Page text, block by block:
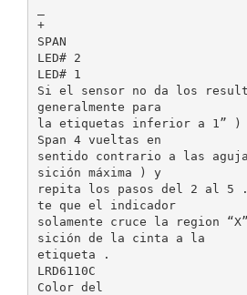
+
SPAN
LED# 2
LED# 1
Si el sensor no da los
generalmente para
la etiquetas inferior a 1” )
Span 4 vueltas en
sentido contrario a las
sición máxima ) y
repita los pasos del 2 al 5 .
te que el indicador
solamente cruce la region
sición de la cinta a la
etiqueta .
LRD6110C
Color del